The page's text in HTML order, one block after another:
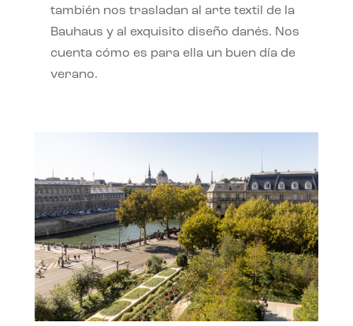
también nos trasladan al arte textil de la
Bauhaus y al exquisito diseño danés. Nos
cuenta cómo es para ella un buen día de
verano.